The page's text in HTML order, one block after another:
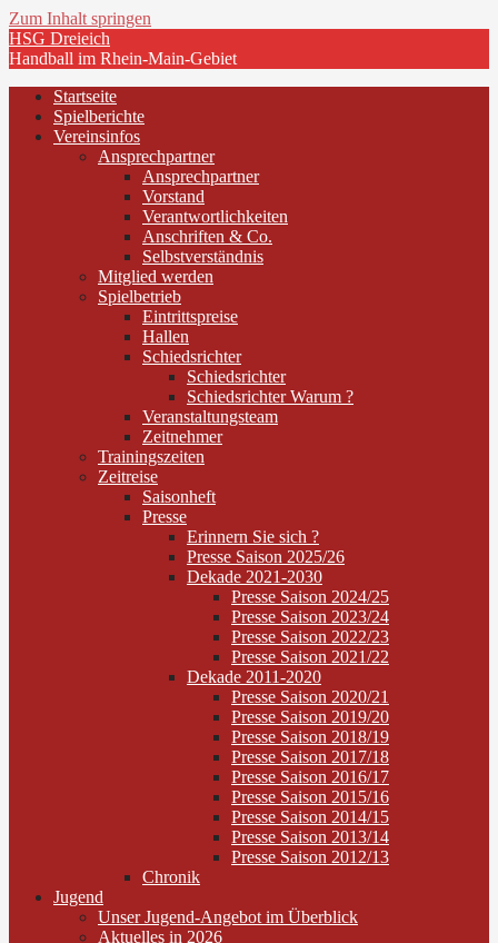
Zum Inhalt springen
HSG Dreieich
Handball im Rhein-Main-Gebiet
Startseite
Spielberichte
Vereinsinfos
Ansprechpartner
Ansprechpartner
Vorstand
Verantwortlichkeiten
Anschriften & Co.
Selbstverständnis
Mitglied werden
Spielbetrieb
Eintrittspreise
Hallen
Schiedsrichter
Schiedsrichter
Schiedsrichter Warum ?
Veranstaltungsteam
Zeitnehmer
Trainingszeiten
Zeitreise
Saisonheft
Presse
Erinnern Sie sich ?
Presse Saison 2025/26
Dekade 2021-2030
Presse Saison 2024/25
Presse Saison 2023/24
Presse Saison 2022/23
Presse Saison 2021/22
Dekade 2011-2020
Presse Saison 2020/21
Presse Saison 2019/20
Presse Saison 2018/19
Presse Saison 2017/18
Presse Saison 2016/17
Presse Saison 2015/16
Presse Saison 2014/15
Presse Saison 2013/14
Presse Saison 2012/13
Chronik
Jugend
Unser Jugend-Angebot im Überblick
Aktuelles in 2026